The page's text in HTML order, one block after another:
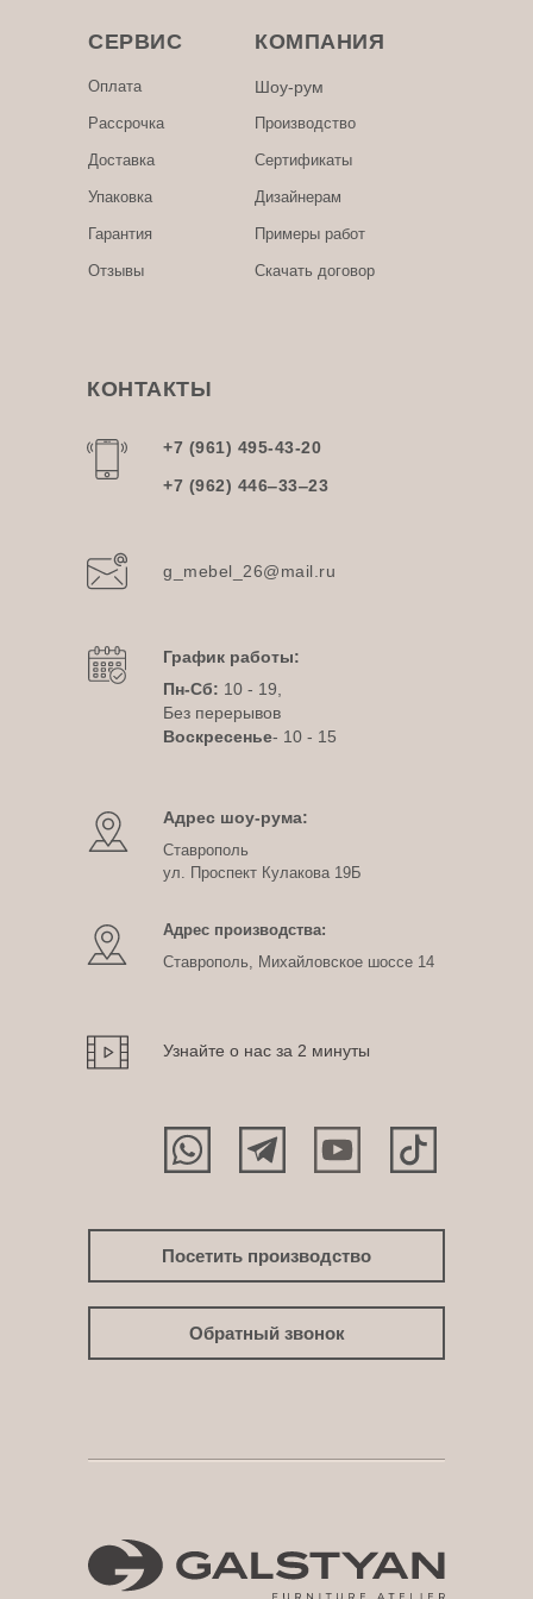
Узнайте о нас за 2 минуты
Посетить производство
Обратный звонок
Примеры работ
Сертификаты
Дизайнерам
Производство
Скачать договор
КОМПАНИЯ
Оплата
Упаковка
СЕРВИС
Гарантия
Отзывы
Доставка
+7 (962) 446‒33‒23
g_mebel_26@mail.ru
+7 (961) 495-43-20
График работы:
Пн-Сб: 10 - 19,
Без перерывов
Воскресенье- 10 - 15
Адрес шоу-рума:
Ставрополь
ул. Проспект Кулакова 19Б
Ставрополь, Михайловское шоссе 14
Адрес производства:
КОНТАКТЫ
Шоу-рум
Рассрочка